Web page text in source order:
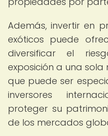
Además, invertir en
exóticos puede
diversificar el
exposición a una
que puede ser
inversores
proteger su
de los mercados